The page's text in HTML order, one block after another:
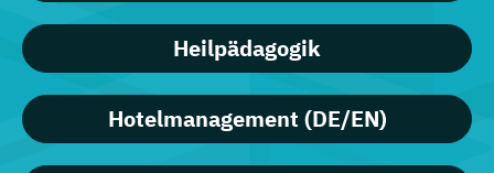
Heilpädagogik
Hotelmanagement (DE/EN)